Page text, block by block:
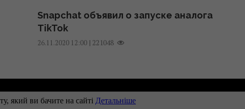
Snapchat объявил о запуске аналога
TikTok
26.11.2020 12:00| 221048
Рекламодателям Контакты
Правила